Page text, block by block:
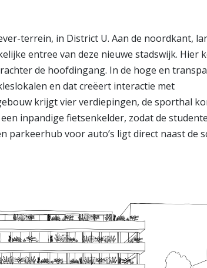
terrein, in District U. Aan de noordkant,
entree van deze nieuwe stadswijk. Hier
de hoofdingang. In de hoge en
en dat creëert interactie met
krijgt vier verdiepingen, de sporthal
inpandige fietsenkelder, zodat de
parkeerhub voor auto’s ligt direct naast de